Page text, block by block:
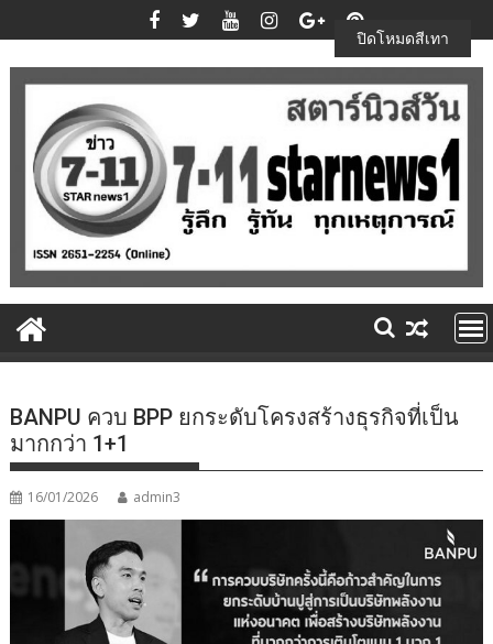
to
content
BANPU ควบ BPP ยกระดับโครงสร้างธุรกิจที่เป็น
มากกว่า 1+1
16/01/2026 admin3
ปิดโหมดสีเทา